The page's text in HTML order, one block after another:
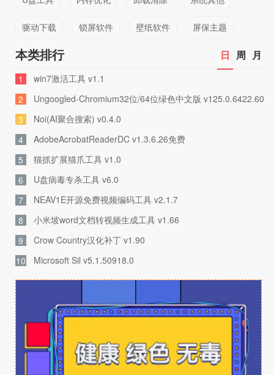
驱动下载 锁屏软件 壁纸软件 屏保主题
本类排行 月
周
日
1
win7激活工具 v1.1
2
Ungoogled-Chromium32位/64位绿色中文版 v125.0.6422.60
3
Noi(AI聚合搜索) v0.4.0
4
AdobeAcrobatReaderDC v1.3.6.26免费
5
猫抓扩展猫爪工具 v1.0
6
U盘病毒专杀工具 v6.0
7
NEAV1E开源免费视频编码工具 v2.1.7
8
小米坡word文档转视频生成工具 v1.66
9
Crow Country汉化补丁 v1.90
10
Microsoft Sil v5.1.50918.0